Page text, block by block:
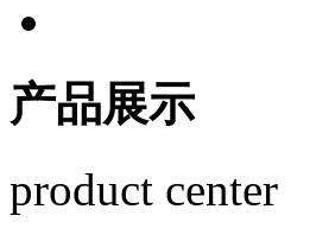
产品展示
product center